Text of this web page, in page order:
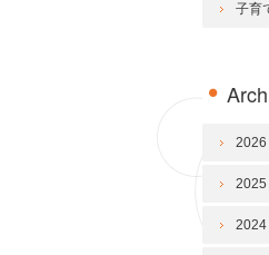
子育
2026
2025
2024